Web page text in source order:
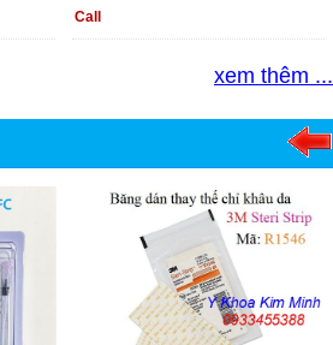
Call
xem thêm ...